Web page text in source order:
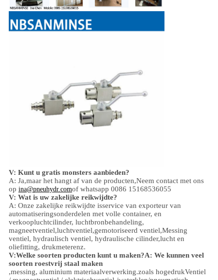
V: Kunt u gratis monsters aanbieden?
A: Ja,maar het hangt af van de producten,Neem contact met ons
op ina@pneuhydr.comof whatsapp 0086 15168536055
V: Wat is uw zakelijke reikwijdte?
A: Onze zakelijke reikwijdte isservice van exporteur van
automatiseringsonderdelen met volle container, en
verkoopluchtcilinder, luchtbronbehandeling,
magneetventiel,luchtventiel,gemotoriseerd ventiel,Messing
ventiel, hydraulisch ventiel, hydraulische cilinder,lucht en
oliefitting, drukmeterenz.
V:Welke soorten producten kunt u maken?A: We kunnen veel
soorten roestvrij staal maken
,messing, aluminium materiaalverwerking.zoals hogedrukVentiel